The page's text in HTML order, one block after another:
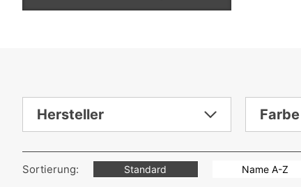
Sortierung: Standard Name A-Z